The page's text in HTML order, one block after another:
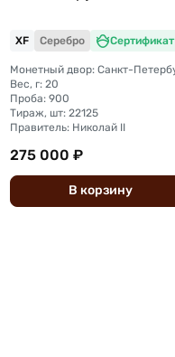
XF Серебро Сертификат
Вес, г: 20
Проба: 900
Тираж, шт: 22125
Правитель: Николай II
275 000 ₽
В корзину